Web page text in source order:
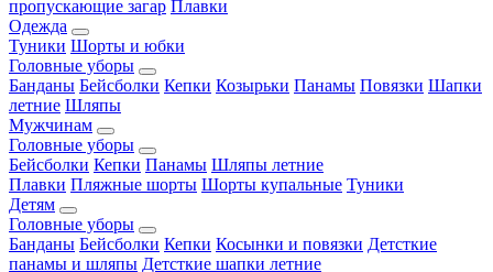
пропускающие загар Плавки
Одежда
Туники Шорты и юбки
Головные уборы
Банданы Бейсболки Кепки Козырьки Панамы Повязки Шапки
летние Шляпы
Мужчинам
Головные уборы
Бейсболки Кепки Панамы Шляпы летние
Плавки Пляжные шорты Шорты купальные Туники
Детям
Головные уборы
Банданы Бейсболки Кепки Косынки и повязки Детсткие
панамы и шляпы Детсткие шапки летние